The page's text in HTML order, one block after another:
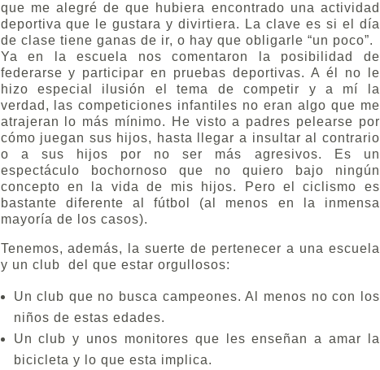
que me alegré de que hubiera encontrado una actividad
deportiva que le gustara y divirtiera. La clave es si el día
de clase tiene ganas de ir, o hay que obligarle “un poco”.
Ya en la escuela nos comentaron la posibilidad de
federarse y participar en pruebas deportivas. A él no le
hizo especial ilusión el tema de competir y a mí la
verdad, las competiciones infantiles no eran algo que me
atrajeran lo más mínimo. He visto a padres pelearse por
cómo juegan sus hijos, hasta llegar a insultar al contrario
o a sus hijos por no ser más agresivos. Es un
espectáculo bochornoso que no quiero bajo ningún
concepto en la vida de mis hijos. Pero el ciclismo es
bastante diferente al fútbol (al menos en la inmensa
mayoría de los casos).
Tenemos, además, la suerte de pertenecer a una escuela
y un club del que estar orgullosos:
Un club que no busca campeones. Al menos no con los
niños de estas edades.
Un club y unos monitores que les enseñan a amar la
bicicleta y lo que esta implica.